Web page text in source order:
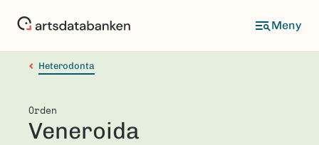
Heterodonta
Orden
Veneroida